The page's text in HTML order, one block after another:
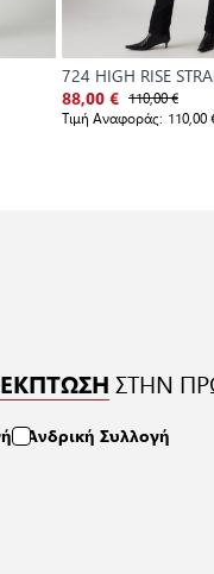
724 HIGH RISE
88,00 € 110,00 €
Τιμή Αναφοράς: 110,00
ΕΚΠΤΩΣΗ ΣΤΗΝ
Ανδρική Συλλογή